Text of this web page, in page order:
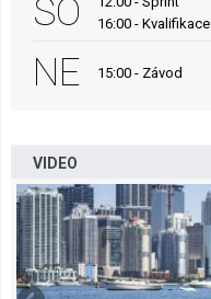
SO
16:00 - Kvalifikace
NE 15:00 - Závod
VIDEO